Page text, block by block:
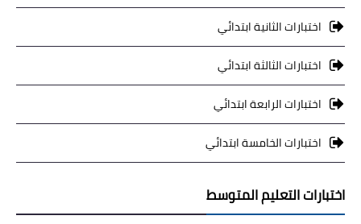
اختبارات الثانية ابتدائي
اختبارات الثالثة ابتدائي
اختبارات الرابعة ابتدائي
اختبارات الخامسة ابتدائي
اختبارات التعليم المتوسط